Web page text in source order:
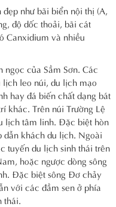
như bãi biển nội thị (A,
độ dốc thoải, bãi cát
Canxidium và nhiều
của Sầm Sơn. Các
lịch leo núi, du lịch mạo
hay đá biến chất dạng bát
khác. Trên núi Trường Lệ
lịch tâm linh. Đặc biệt hòn
dẫn khách du lịch. Ngoài
tuyến du lịch sinh thái trên
hoặc ngược dòng sông
Đặc biệt sông Đơ chảy
với các đầm sen ở phía
thái.